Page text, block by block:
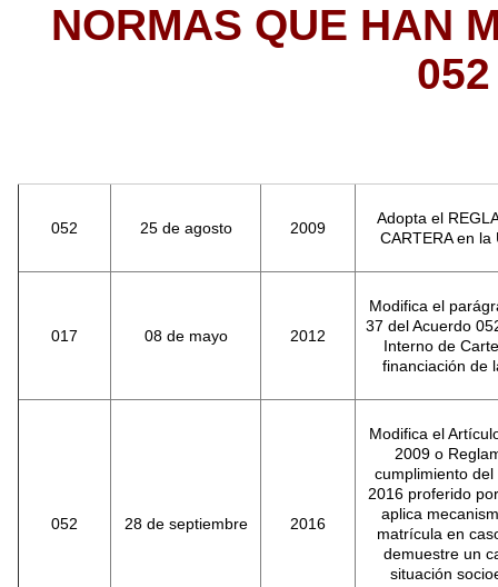
NORMAS QUE HAN
052 25 de agosto 2009
Adopta el
CARTERA en
017 08 de mayo 2012
Modifica el
37 del Acuerdo
Interno de
financiación de
052 28 de septiembre 2016
Modifica el
2009 o
cumplimiento
2016 proferido
aplica
matrícula en
demuestre un
situación